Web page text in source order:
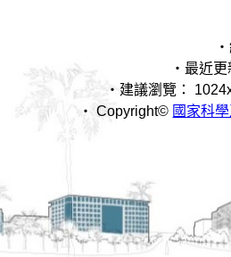
‧
‧最近更
‧建議瀏覽：
‧ Copyright© 國家科